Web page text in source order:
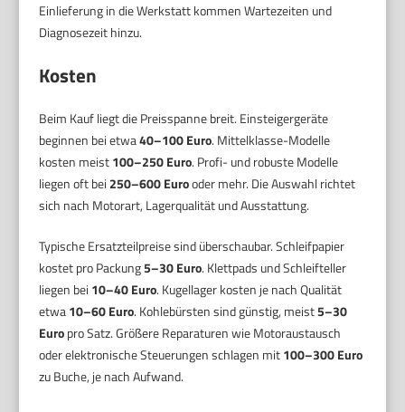
Einlieferung in die Werkstatt kommen Wartezeiten und
Diagnosezeit hinzu.
Kosten
Beim Kauf liegt die Preisspanne breit. Einsteigergeräte
beginnen bei etwa40–100 Euro. Mittelklasse-Modelle
kosten meist100–250 Euro. Profi- und robuste Modelle
liegen oft bei 250–600 Eurooder mehr. Die Auswahl richtet
sich nach Motorart, Lagerqualität und Ausstattung.
Typische Ersatzteilpreise sind überschaubar. Schleifpapier
kostet pro Packung5–30 Euro. Klettpads und Schleifteller
liegen bei 10–40 Euro. Kugellager kosten je nach Qualität
etwa10–60 Euro. Kohlebürsten sind günstig, meist5–30
Europro Satz. Größere Reparaturen wie Motoraustausch
oder elektronische Steuerungen schlagen mit100–300 Euro
zu Buche, je nach Aufwand.